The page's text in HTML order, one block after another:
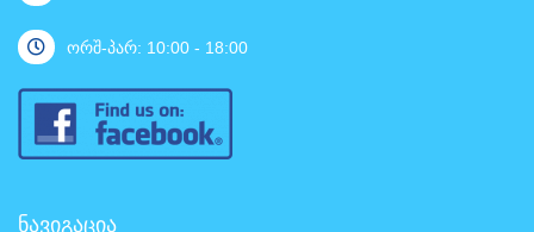
ორშ-პარ: 10:00 - 18:00
ნავიგაცია